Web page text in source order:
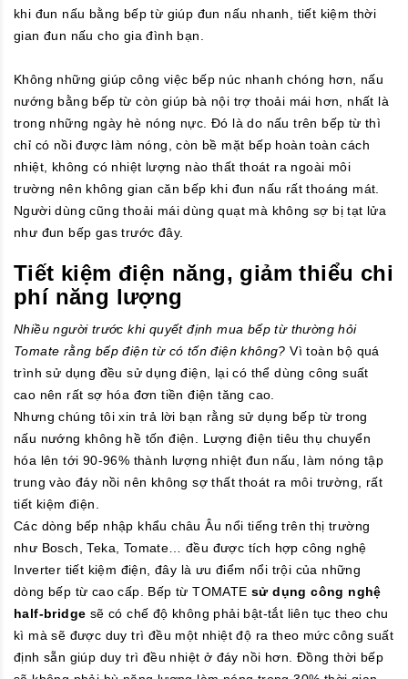
khi đun nấu bằng bếp từ giúp đun nấu nhanh, tiết kiệm thời
gian đun nấu cho gia đình bạn.
Không những giúp công việc bếp núc nhanh chóng hơn, nấu
nướng bằng bếp từ còn giúp bà nội trợ thoải mái hơn, nhất là
trong những ngày hè nóng nực. Đó là do nấu trên bếp từ thì
chỉ có nồi được làm nóng, còn bề mặt bếp hoàn toàn cách
nhiệt, không có nhiệt lượng nào thất thoát ra ngoài môi
trường nên không gian căn bếp khi đun nấu rất thoáng mát.
Người dùng cũng thoải mái dùng quạt mà không sợ bị tạt lửa
như đun bếp gas trước đây.
Tiết kiệm điện năng, giảm thiểu chi
phí năng lượng
Nhiều người trước khi quyết định mua bếp từ thường hỏi
Tomate rằng bếp điện từ có tốn điện không?Vì toàn bộ quá
trình sử dụng đều sử dụng điện, lại có thể dùng công suất
cao nên rất sợ hóa đơn tiền điện tăng cao.
Nhưng chúng tôi xin trả lời bạn rằng sử dụng bếp từ trong
nấu nướng không hề tốn điện. Lượng điện tiêu thụ chuyển
hóa lên tới 90-96% thành lượng nhiệt đun nấu, làm nóng tập
trung vào đáy nồi nên không sợ thất thoát ra môi trường, rất
tiết kiệm điện.
Các dòng bếp nhập khẩu châu Âu nổi tiếng trên thị trường
như Bosch, Teka, Tomate… đều được tích hợp công nghệ
Inverter tiết kiệm điện, đây là ưu điểm nổi trội của những
dòng bếp từ cao cấp. Bếp từ TOMATE sử dụng công nghệ
half-bridge sẽ có chế độ không phải bật-tắt liên tục theo chu
kì mà sẽ được duy trì đều một nhiệt độ ra theo mức công suất
định sẵn giúp duy trì đều nhiệt ở đáy nồi hơn. Đồng thời bếp